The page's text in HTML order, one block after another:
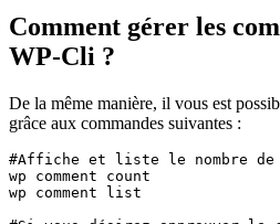
Comment gérer les
WP-Cli ?
De la même manière, il vous est
grâce aux commandes suivantes :
#Affiche et liste le nombre de
wp comment count
wp comment list